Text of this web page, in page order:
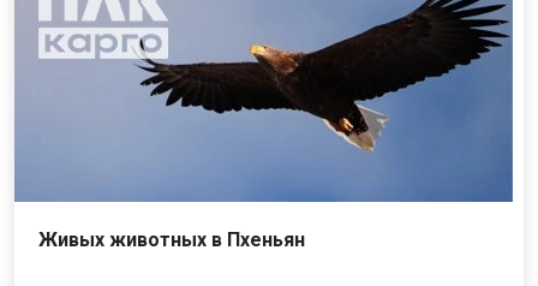
Живых животных в Пхеньян